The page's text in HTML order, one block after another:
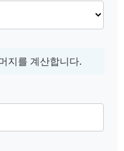
지를 계산합니다.